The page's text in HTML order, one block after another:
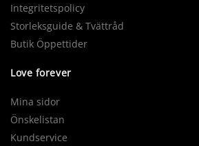
Integritetspolicy
Storleksguide & Tvättråd
Butik Öppettider
Love forever
Mina sidor
Önskelistan
Kundservice